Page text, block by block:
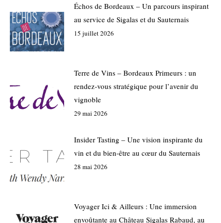
Échos de Bordeaux – Un parcours inspirant
au service de Sigalas et du Sauternais
15 juillet 2026
Terre de Vins – Bordeaux Primeurs : un
rendez-vous stratégique pour l’avenir du
vignoble
29 mai 2026
Insider Tasting – Une vision inspirante du
vin et du bien-être au cœur du Sauternais
28 mai 2026
Voyager Ici & Ailleurs : Une immersion
envoûtante au Château Sigalas Rabaud, au